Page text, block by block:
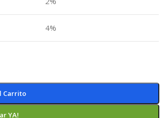
4%
Carrito
YA!